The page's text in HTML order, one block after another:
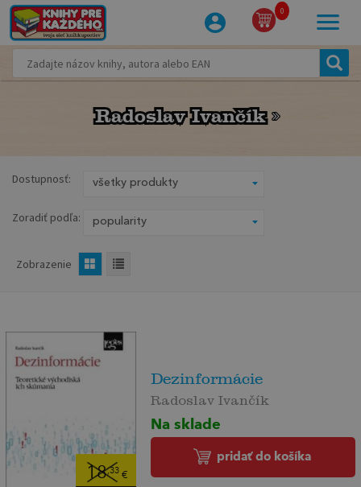
0
Radoslav Ivančík
Radoslav Ivančík
Dostupnosť:
Zoradiť podľa:
Zobrazenie
18,33€
Dezinformácie
Radoslav Ivančík
Na sklade
pridať do košíka